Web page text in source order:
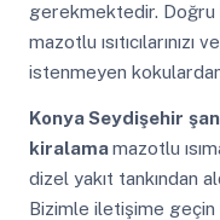
gerekmektedir. Doğru
mazotlu
istenmeyen
Konya Seydişehir
kiralamamazotlu
dizel yakıt tankından
Bizimle iletişime geçin